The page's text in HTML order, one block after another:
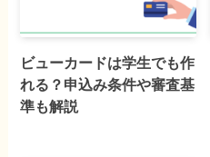
ビューカードは学生でも作
れる？申込み条件や審査基
準も解説